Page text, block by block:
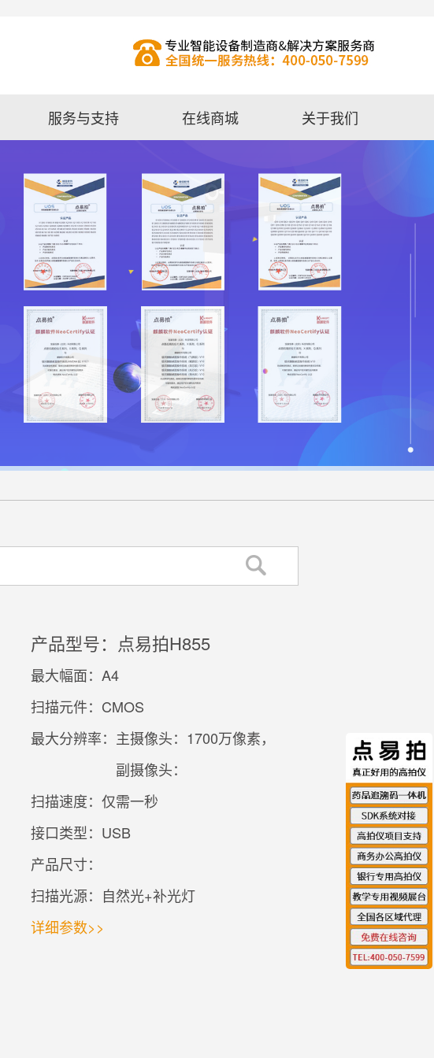
服务与支持 在线商城 关于我们
产品型号：点易拍H855
最大幅面：A4
扫描元件：CMOS
最大分辨率： 主摄像头：1700万像素，
副摄像头：
扫描速度：仅需一秒
接口类型：USB
产品尺寸：
扫描光源：自然光+补光灯
详细参数>>